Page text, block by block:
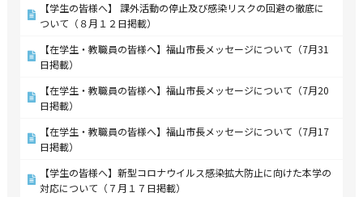
【学生の皆様へ】 課外活動の停止及び感染リスクの回避の徹底に
ついて（８月１２日掲載）
【在学生・教職員の皆様へ】福山市長メッセージについて（7月31
日掲載）
【在学生・教職員の皆様へ】福山市長メッセージについて（7月20
日掲載）
【在学生・教職員の皆様へ】福山市長メッセージについて（7月17
日掲載）
【学生の皆様へ】新型コロナウイルス感染拡大防止に向けた本学の
対応について（７月１７日掲載）